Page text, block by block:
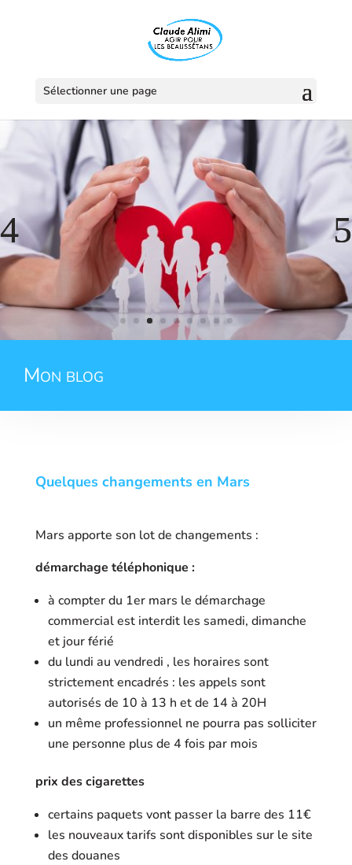
Sélectionner une page
Mon blog
Quelques changements en Mars
Mars apporte son lot de changements :
démarchage téléphonique :
à compter du 1er mars le démarchage
commercial est interdit les samedi, dimanche
et jour férié
du lundi au vendredi , les horaires sont
strictement encadrés : les appels sont
autorisés de 10 à 13 h et de 14 à 20H
un même professionnel ne pourra pas solliciter
une personne plus de 4 fois par mois
prix des cigarettes
certains paquets vont passer la barre des 11€
les nouveaux tarifs sont disponibles sur le site
des douanes